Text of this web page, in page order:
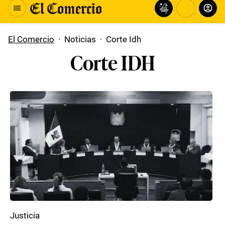
El Comercio · Noticias · Corte Idh
Corte IDH
Justicia